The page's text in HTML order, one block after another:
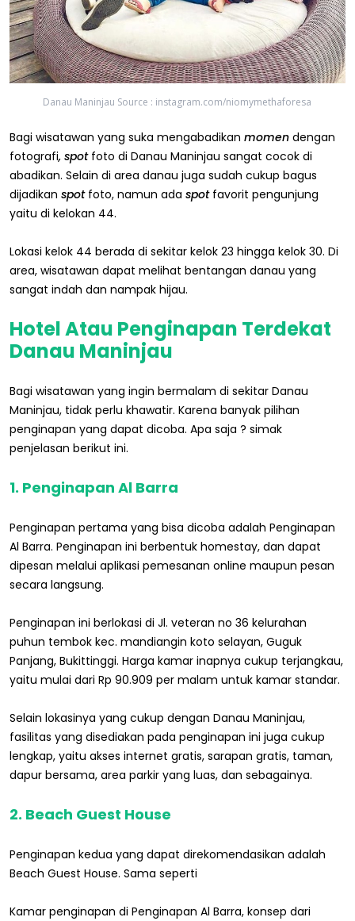
Danau Maninjau Source : instagram.com/niomymethaforesa
Bagi wisatawan yang suka mengabadikan momen dengan
fotografi, spotfoto di Danau Maninjau sangat cocok di
abadikan. Selain di area danau juga sudah cukup bagus
dijadikan spotfoto, namun ada spotfavorit pengunjung
yaitu di kelokan 44.
Lokasi kelok 44 berada di sekitar kelok 23 hingga kelok 30. Di
area, wisatawan dapat melihat bentangan danau yang
sangat indah dan nampak hijau.
Hotel Atau Penginapan Terdekat
Danau Maninjau
Bagi wisatawan yang ingin bermalam di sekitar Danau
Maninjau, tidak perlu khawatir. Karena banyak pilihan
penginapan yang dapat dicoba. Apa saja ? simak
penjelasan berikut ini.
1. Penginapan Al Barra
Penginapan pertama yang bisa dicoba adalah Penginapan
Al Barra. Penginapan ini berbentuk homestay, dan dapat
dipesan melalui aplikasi pemesanan online maupun pesan
secara langsung.
Penginapan ini berlokasi di Jl. veteran no 36 kelurahan
puhun tembok kec. mandiangin koto selayan, Guguk
Panjang, Bukittinggi. Harga kamar inapnya cukup terjangkau,
yaitu mulai dari Rp 90.909 per malam untuk kamar standar.
Selain lokasinya yang cukup dengan Danau Maninjau,
fasilitas yang disediakan pada penginapan ini juga cukup
lengkap, yaitu akses internet gratis, sarapan gratis, taman,
dapur bersama, area parkir yang luas, dan sebagainya.
2. Beach Guest House
Penginapan kedua yang dapat direkomendasikan adalah
Beach Guest House. Sama seperti
Kamar penginapan di Penginapan Al Barra, konsep dari